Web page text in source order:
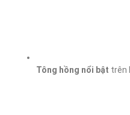
Tông hồng nổi bật trên